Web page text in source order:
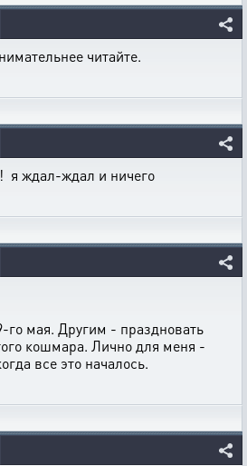
читайте.
я ждал-ждал и ничего
го мая. Другим - праздновать
кошмара. Лично для меня -
все это началось.